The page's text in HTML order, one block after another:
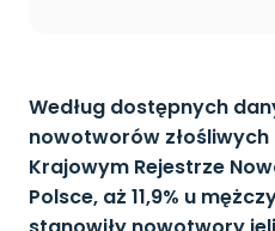
Według dostępnych
nowotworów
Krajowym Rejestrze
Polsce, aż 11,9% u